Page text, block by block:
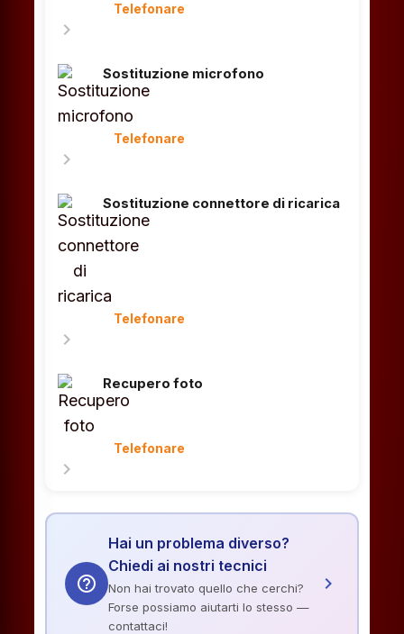
Telefonare
chevron_right
Sostituzione microfono
Telefonare
chevron_right
Sostituzione connettore di ricarica
Telefonare
chevron_right
Recupero foto
Telefonare
chevron_right
help_outline
Hai un problema diverso?
Chiedi ai nostri tecnici
Non hai trovato quello che cerchi?
Forse possiamo aiutarti lo stesso —
contattaci!
chevron_right